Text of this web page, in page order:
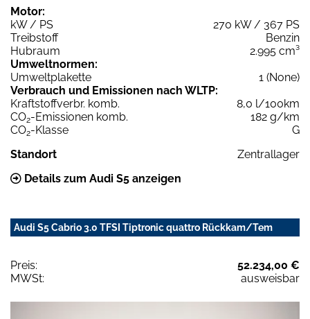
Motor:
kW / PS
270 kW / 367 PS
Treibstoff
Benzin
Hubraum
2.995 cm³
Umweltnormen:
Umweltplakette
1 (None)
Verbrauch und Emissionen nach WLTP:
Kraftstoffverbr. komb.
8,0 l/100km
CO2-Emissionen komb.
182 g/km
CO2-Klasse
G
Standort
Zentrallager
Details zum Audi S5 anzeigen
Audi S5 Cabrio 3.0 TFSI Tiptronic quattro Rückkam/Tem
Preis:
52.234,00 €
MWSt:
ausweisbar